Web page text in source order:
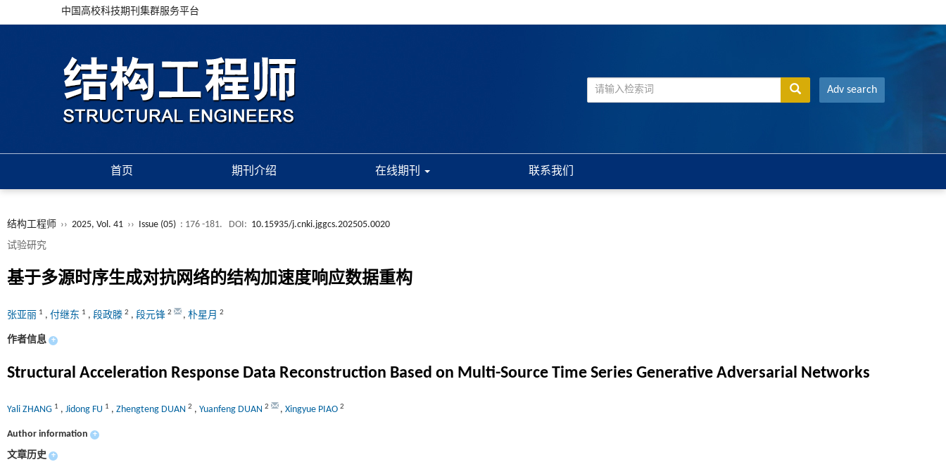
中国高校科技期刊集群服务平台
Adv search
首页 期刊介绍 在线期刊 联系我们
结构工程师 ›› 2025, Vol. 41 ›› Issue (05) : 176 -181. DOI: 10.15935/j.cnki.jggcs.202505.0020
试验研究
基于多源时序生成对抗网络的结构加速度响应数据重构
张亚丽 1 , 付继东 1 , 段政滕 2 , 段元锋 2 , 朴星月 2
作者信息 +
Structural Acceleration Response Data Reconstruction Based on Multi-Source Time Series Generative Adversarial Networks
Yali ZHANG 1 , Jidong FU 1 , Zhengteng DUAN 2 , Yuanfeng DUAN 2 , Xingyue PIAO 2
Author information +
文章历史 +